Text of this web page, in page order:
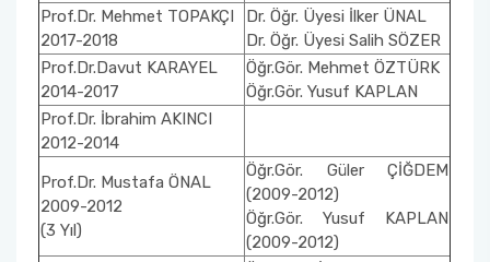
Prof.Dr. Mehmet TOPAKÇI
2017-2018
Dr. Öğr. Üyesi İlker ÜNAL
Dr. Öğr. Üyesi Salih SÖZER
Prof.Dr.Davut KARAYEL
2014-2017
Öğr.Gör. Mehmet ÖZTÜRK
Öğr.Gör. Yusuf KAPLAN
Prof.Dr. İbrahim AKINCI
2012-2014
Prof.Dr. Mustafa ÖNAL
2009-2012
(3 Yıl)
Öğr.Gör. Güler ÇİĞDEM
(2009-2012)
Öğr.Gör. Yusuf KAPLAN
(2009-2012)